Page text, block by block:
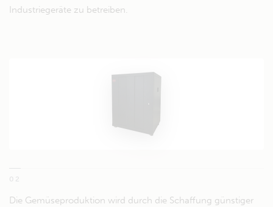
Industriegeräte zu betreiben.
02
Die Gemüseproduktion wird durch die Schaffung günstiger